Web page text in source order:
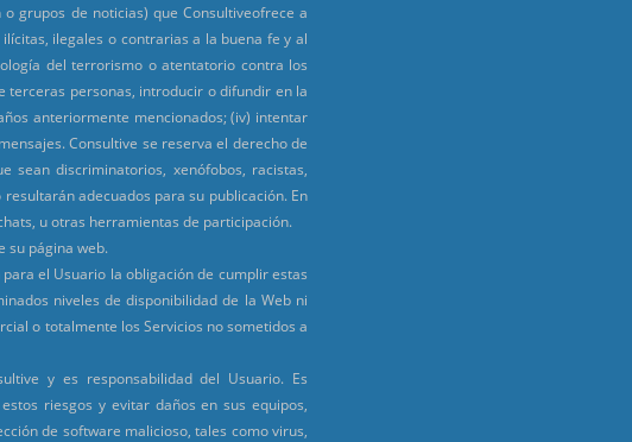
grupos de noticias) que Consultiveofrece a
ilegales o contrarias a la buena fe y al
del terrorismo o atentatorio contra los
terceras personas, introducir o difundir en la
anteriormente mencionados; (iv) intentar
Consultive se reserva el derecho de
discriminatorios, xenófobos, racistas,
adecuados para su publicación. En
u otras herramientas de participación.
su página web.
el Usuario la obligación de cumplir estas
niveles de disponibilidad de la Web ni
o totalmente los Servicios no sometidos a
y es responsabilidad del Usuario. Es
riesgos y evitar daños en sus equipos,
de software malicioso, tales como virus,